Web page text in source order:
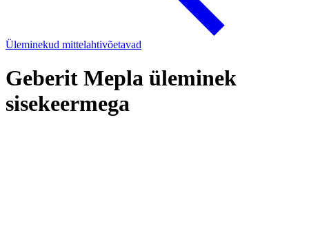
Üleminekud mittelahtivõetavad
Geberit Mepla üleminek
sisekeermega